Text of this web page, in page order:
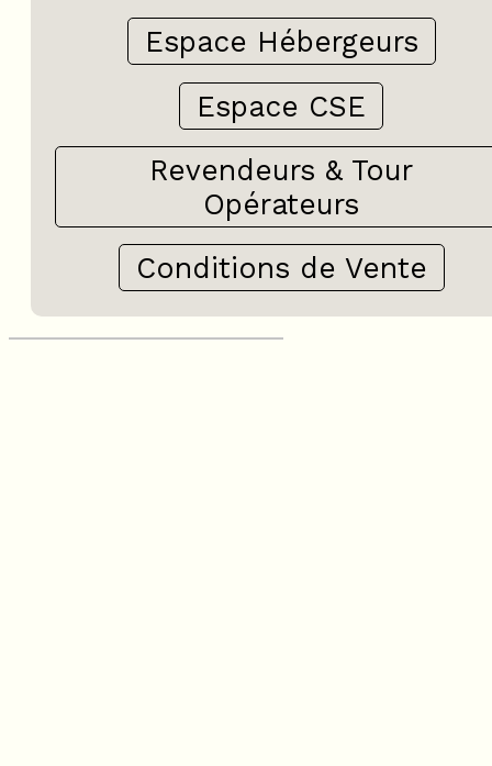
Espace Hébergeurs
Espace CSE
Revendeurs & Tour
Opérateurs
Conditions de Vente